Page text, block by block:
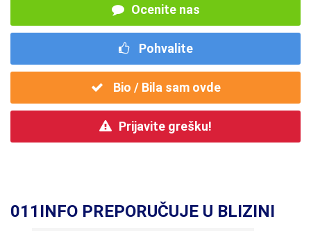
Ocenite nas
Pohvalite
Bio / Bila sam ovde
Prijavite grešku!
011INFO PREPORUČUJE U BLIZINI